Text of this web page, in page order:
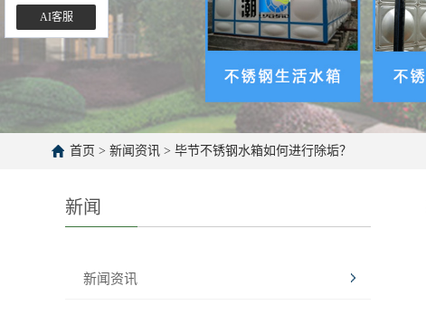
首页 > 新闻资讯 > 毕节不锈钢水箱如何进行除垢？
新闻
新闻资讯
AI客服